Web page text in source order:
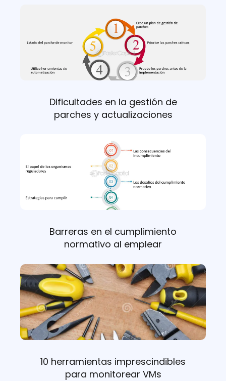
Dificultades en la gestión de
parches y actualizaciones
Barreras en el cumplimiento
normativo al emplear
10 herramientas imprescindibles
para monitorear VMs